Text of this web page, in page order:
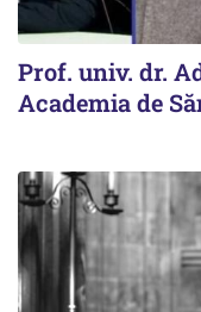
Prof. univ. dr.
Academia de